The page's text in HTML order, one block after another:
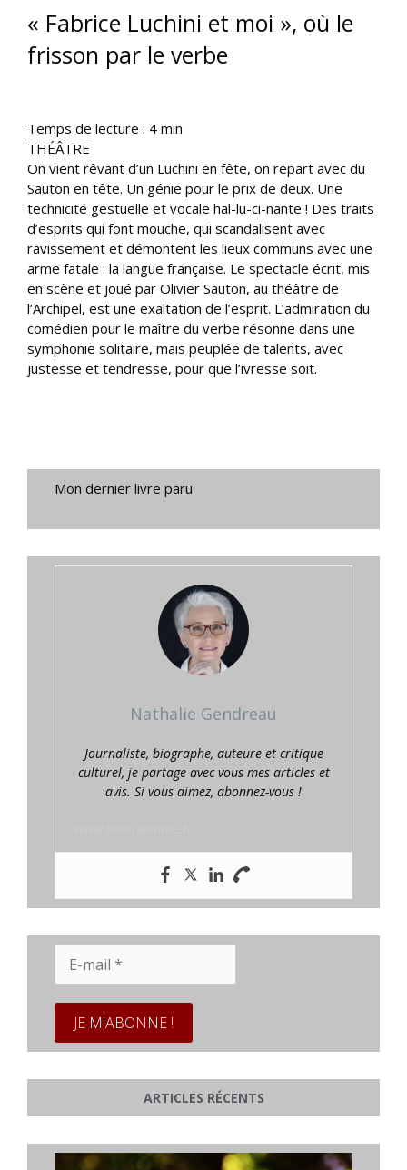
« Fabrice Luchini et moi », où le
frisson par le verbe
Temps de lecture : 4 min
THÉÂTRE
On vient rêvant d’un Luchini en fête, on repart avec du
Sauton en tête. Un génie pour le prix de deux. Une
technicité gestuelle et vocale hal-lu-ci-nante ! Des traits
d’esprits qui font mouche, qui scandalisent avec
ravissement et démontent les lieux communs avec une
arme fatale : la langue française. Le spectacle écrit, mis
en scène et joué par Olivier Sauton, au théâtre de
l’Archipel, est une exaltation de l’esprit. L’admiration du
comédien pour le maître du verbe résonne dans une
symphonie solitaire, mais peuplée de talents, avec
justesse et tendresse, pour que l’ivresse soit.
Mon dernier livre paru
Nathalie Gendreau
Journaliste, biographe, auteure et critique
culturel, je partage avec vous mes articles et
avis. Si vous aimez, abonnez-vous !
mail
ARTICLES RÉCENTS